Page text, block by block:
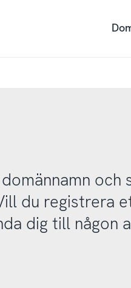
och
du registrera
dig till någon